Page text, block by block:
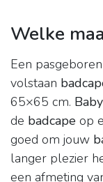
Welke
Een pasgeboren
volstaan
65×65 cm.
de badcape op
goed om jouw
langer plezier
een afmeting